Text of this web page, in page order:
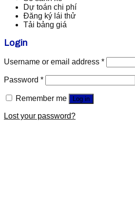
Dự toán chi phí
Đăng ký lái thử
Tải bảng giá
Login
Username or email address *
Password *
Remember me Log in
Lost your password?